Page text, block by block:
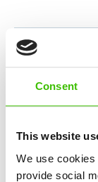
Consent
This website
We use
provide social